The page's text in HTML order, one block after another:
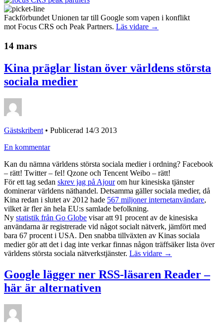
Fackförbundet Unionen tar till Google som vapen i konflikt
mot Focus CRS och Peak Partners. Läs vidare →
14 mars
Kina präglar listan över världens största
sociala medier
Gästskribent • Publicerad 14/3 2013
En kommentar
Kan du nämna världens största sociala medier i ordning? Facebook
– rätt! Twitter – fel! Qzone och Tencent Weibo – rätt!
För ett tag sedan skrev jag på Ajourom hur kinesiska tjänster
dominerar världens näthandel. Detsamma gäller sociala medier, då
Kina redan i slutet av 2012 hade 567 miljoner internetanvändare,
vilket är fler än hela EU:s samlade befolkning.
Ny statistik från Go Globe visar att 91 procent av de kinesiska
användarna är registrerade vid något socialt nätverk, jämfört med
bara 67 procent i USA. Den snabba tillväxten av Kinas sociala
medier gör att det i dag inte verkar finnas någon träffsäker lista över
världens största sociala nätverkstjänster. Läs vidare →
Google lägger ner RSS-läsaren Reader –
här är alternativen